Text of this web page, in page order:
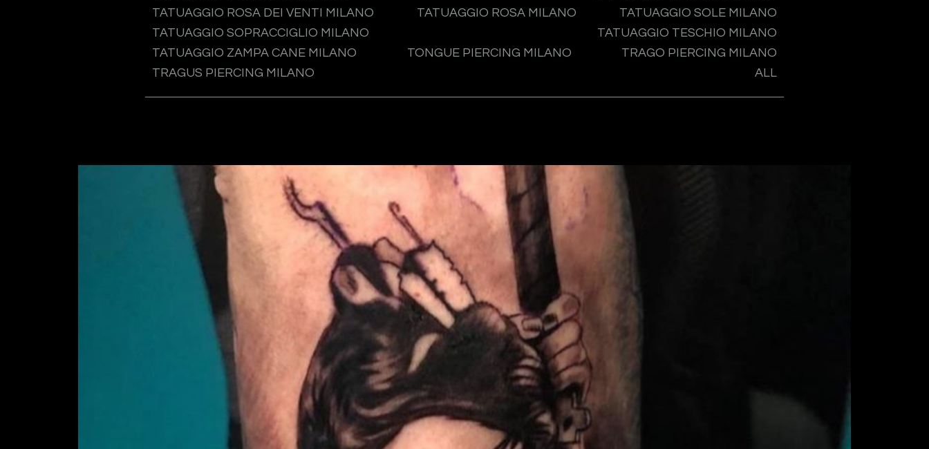
TATUAGGIO ROSA DEI VENTI MILANO
TATUAGGIO ROSA MILANO
TATUAGGIO SOLE MILANO
TATUAGGIO SOPRACCIGLIO MILANO
TATUAGGIO TESCHIO MILANO
TATUAGGIO ZAMPA CANE MILANO
TONGUE PIERCING MILANO
TRAGO PIERCING MILANO
TRAGUS PIERCING MILANO
ALL